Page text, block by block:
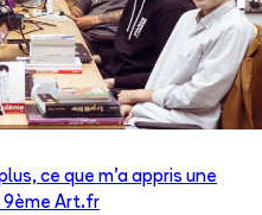
ce que m’a appris une
9ème Art.fr